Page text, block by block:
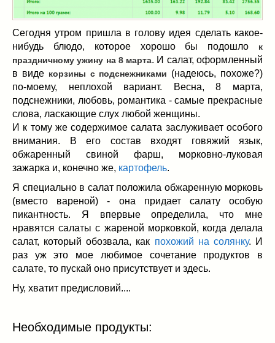
Заначка на зиму!
Грибы(5)
Напитки(3)
Овощные заготовки(11)
Сладкие заготовки (10)
конкурсы(7)
продуктах(2)
разном(9)
Постные рецепты(8)
Праздничные блюда
День всех влюбленных(3)
мужские даты(1)
Новогоднее меню (9)
Пасха(7)
Сегодня утром пришла в голову идея сделать какое-
нибудь блюдо, которое хорошо бы подошло к
праздничному ужину на 8 марта. И салат, оформленный
в видекорзины с подснежниками (надеюсь, похоже?)
по-моему, неплохой вариант. Весна, 8 марта,
подснежники, любовь, романтика - самые прекрасные
слова, ласкающие слух любой женщины.
И к тому же содержимое салата заслуживает особого
внимания. В его состав входят говяжий язык,
обжаренный свиной фарш, морковно-луковая
зажарка и, конечно же, картофель.
Я специально в салат положила обжаренную морковь
(вместо вареной) - она придает салату особую
пикантность. Я впервые определила, что мне
нравятся салаты с жареной морковкой, когда делала
салат, который обозвала, как похожий на солянку. И
раз уж это мое любимое сочетание продуктов в
салате, то пускай оно присутствует и здесь.
Ну, хватит предисловий....
Необходимые продукты: